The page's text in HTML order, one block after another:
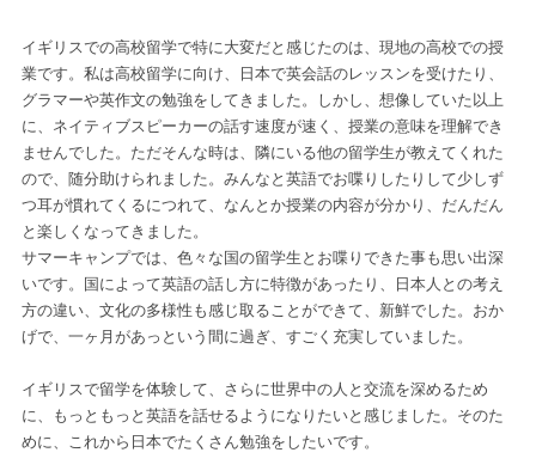
イギリスでの高校留学で特に大変だと感じたのは、現地の高校での授
業です。私は高校留学に向け、日本で英会話のレッスンを受けたり、
グラマーや英作文の勉強をしてきました。しかし、想像していた以上
に、ネイティブスピーカーの話す速度が速く、授業の意味を理解でき
ませんでした。ただそんな時は、隣にいる他の留学生が教えてくれた
ので、随分助けられました。みんなと英語でお喋りしたりして少しず
つ耳が慣れてくるにつれて、なんとか授業の内容が分かり、だんだん
と楽しくなってきました。
サマーキャンプでは、色々な国の留学生とお喋りできた事も思い出深
いです。国によって英語の話し方に特徴があったり、日本人との考え
方の違い、文化の多様性も感じ取ることができて、新鮮でした。おか
げで、一ヶ月があっという間に過ぎ、すごく充実していました。
イギリスで留学を体験して、さらに世界中の人と交流を深めるため
に、もっともっと英語を話せるようになりたいと感じました。そのた
めに、これから日本でたくさん勉強をしたいです。